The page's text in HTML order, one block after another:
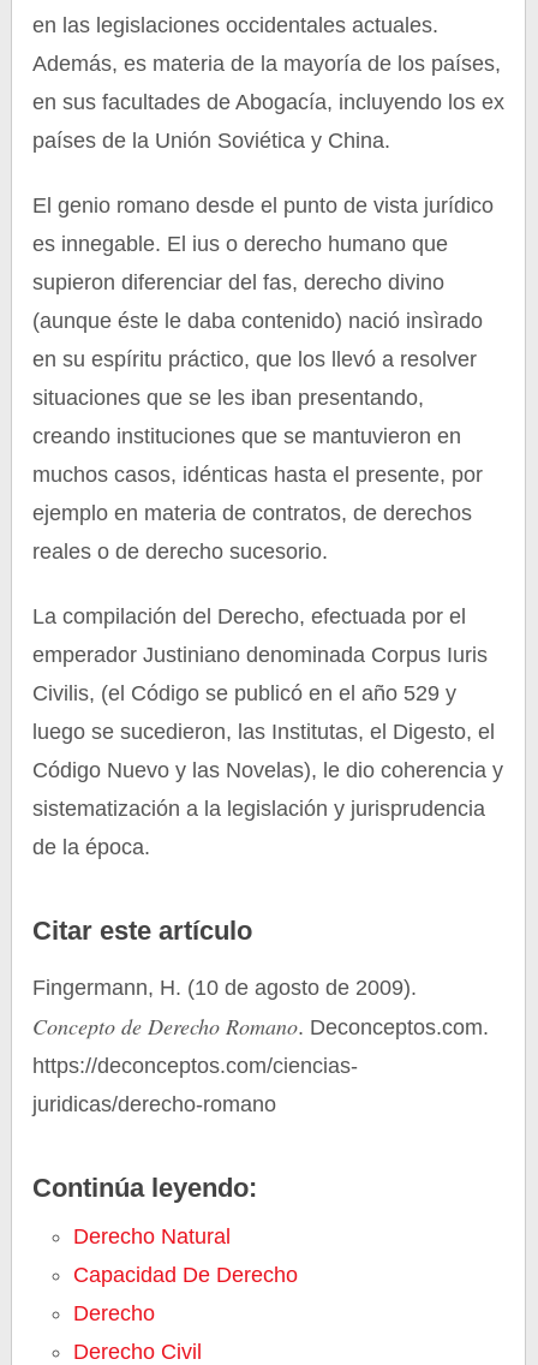
en las legislaciones occidentales actuales.
Además, es materia de la mayoría de los países,
en sus facultades de Abogacía, incluyendo los ex
países de la Unión Soviética y China.
El genio romano desde el punto de vista jurídico
es innegable. El ius o derecho humano que
supieron diferenciar del fas, derecho divino
(aunque éste le daba contenido) nació insìrado
en su espíritu práctico, que los llevó a resolver
situaciones que se les iban presentando,
creando instituciones que se mantuvieron en
muchos casos, idénticas hasta el presente, por
ejemplo en materia de contratos, de derechos
reales o de derecho sucesorio.
La compilación del Derecho, efectuada por el
emperador Justiniano denominada Corpus Iuris
Civilis, (el Código se publicó en el año 529 y
luego se sucedieron, las Institutas, el Digesto, el
Código Nuevo y las Novelas), le dio coherencia y
sistematización a la legislación y jurisprudencia
de la época.
Citar este artículo
Fingermann, H. (10 de agosto de 2009).
Concepto de Derecho Romano. Deconceptos.com.
https://deconceptos.com/ciencias-
juridicas/derecho-romano
Continúa leyendo:
Derecho Natural
Capacidad De Derecho
Derecho
Derecho Civil